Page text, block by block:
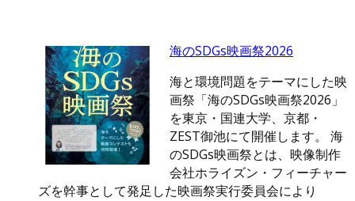
海のSDGs映画祭2026
海と環境問題をテーマにした映
画祭「海のSDGs映画祭2026」
を東京・国連大学、京都・
ZEST御池にて開催します。 海
のSDGs映画祭とは、映像制作
会社ホライズン・フィーチャー
ズを幹事として発足した映画祭実行委員会により